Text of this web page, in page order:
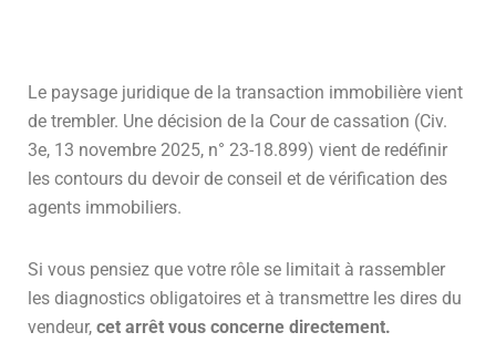
Le paysage juridique de la transaction immobilière vient
de trembler. Une décision de la Cour de cassation (Civ.
3e, 13 novembre 2025, n° 23-18.899) vient de redéfinir
les contours du devoir de conseil et de vérification des
agents immobiliers.
Si vous pensiez que votre rôle se limitait à rassembler
les diagnostics obligatoires et à transmettre les dires du
vendeur, cet arrêt vous concerne directement.